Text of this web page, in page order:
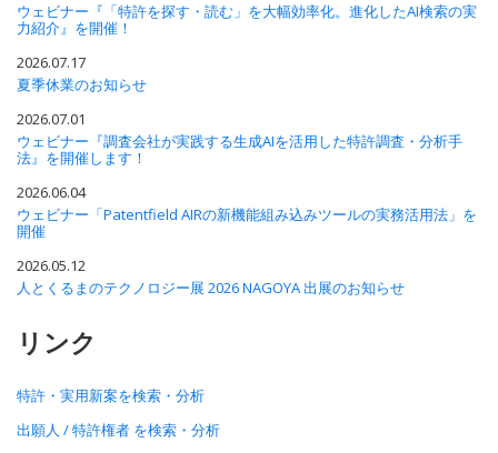
ウェビナー『「特許を探す・読む」を大幅効率化。進化したAI検索の実
力紹介』を開催！
2026.07.17
夏季休業のお知らせ
2026.07.01
ウェビナー『調査会社が実践する生成AIを活用した特許調査・分析手
法』を開催します！
2026.06.04
ウェビナー「Patentfield AIRの新機能組み込みツールの実務活用法」を
開催
2026.05.12
人とくるまのテクノロジー展 2026 NAGOYA 出展のお知らせ
リンク
特許・実用新案を検索・分析
出願人 / 特許権者 を検索・分析